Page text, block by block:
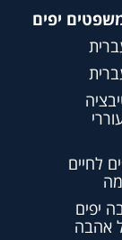
יפים
לחיים
יפים
אהבה